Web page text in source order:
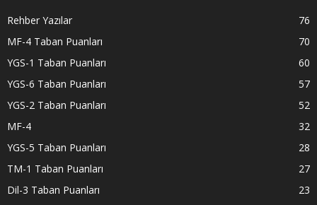
Rehber Yazılar
76
MF-4 Taban Puanları
70
YGS-1 Taban Puanları
60
YGS-6 Taban Puanları
57
YGS-2 Taban Puanları
52
MF-4
32
YGS-5 Taban Puanları
28
TM-1 Taban Puanları
27
Dil-3 Taban Puanları
23